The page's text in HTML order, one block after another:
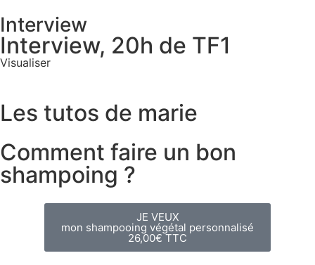
Interview
Interview, 20h de TF1
Visualiser
Les tutos de marie
Comment faire un bon
shampoing ?
JE VEUX
mon shampooing végétal personnalisé
26,00€ TTC